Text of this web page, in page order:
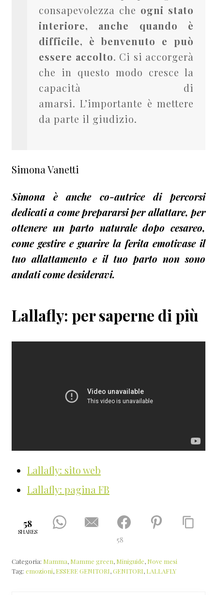
consapevolezza che ogni stato
interiore, anche quando è
difficile, è benvenuto e può
essere accolto. Ci si accorgerà
che in questo modo cresce la
capacità di
amarsi. L’importante è mettere
da parte il giudizio.
Simona Vanetti
Simona è anche co-autrice di percorsi
dedicati a come prepararsi perallattare, per
ottenere unparto naturale dopo cesareo,
come gestire e guarire la ferita emotivase il
tuo allattamento e il tuo parto non sono
andati come desideravi.
Lallafly: per saperne di più
Lallafly: sito web
Lallafly: pagina FB
58
SHARES
58
Categoria: Mamma, Mamme green, Miniguide, Nove mesi
Tag: emozioni, ESSERE GENITORI,GENITORI, LALLAFLY